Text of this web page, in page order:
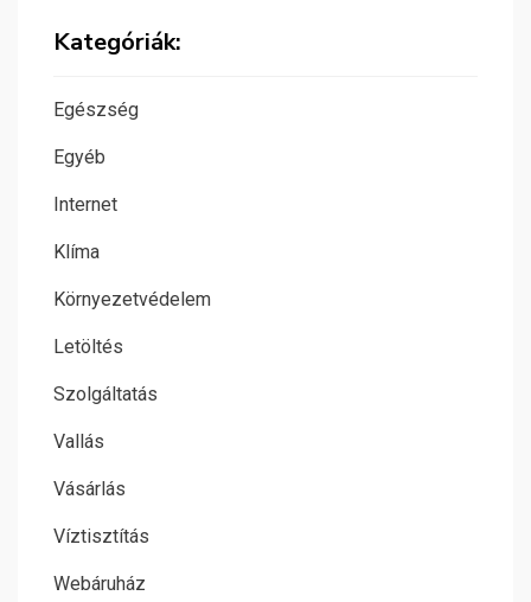
Kategóriák:
Egészség
Egyéb
Internet
Klíma
Környezetvédelem
Letöltés
Szolgáltatás
Vallás
Vásárlás
Víztisztítás
Webáruház